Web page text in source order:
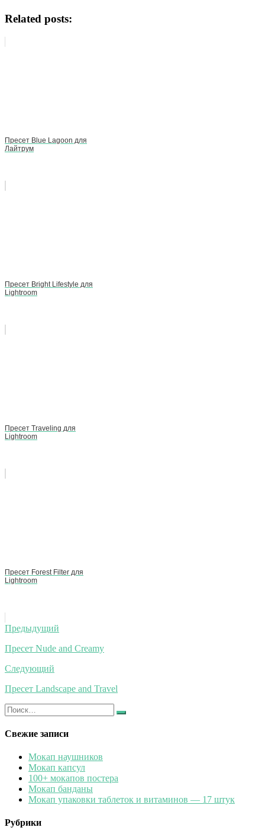
Related posts:
Пресет Blue Lagoon для
Лайтрум
Пресет Bright Lifestyle для
Lightroom
Пресет Traveling для
Lightroom
Пресет Forest Filter для
Lightroom
Навигация
по
записям
Предыдущий
Пресет Nude and Creamy
Следующий
Пресет Landscape and Travel
Искать:
Найти
Свежие записи
Мокап наушников
Мокап капсул
100+ мокапов постера
Мокап банданы
Мокап упаковки таблеток и витаминов — 17 штук
Рубрики